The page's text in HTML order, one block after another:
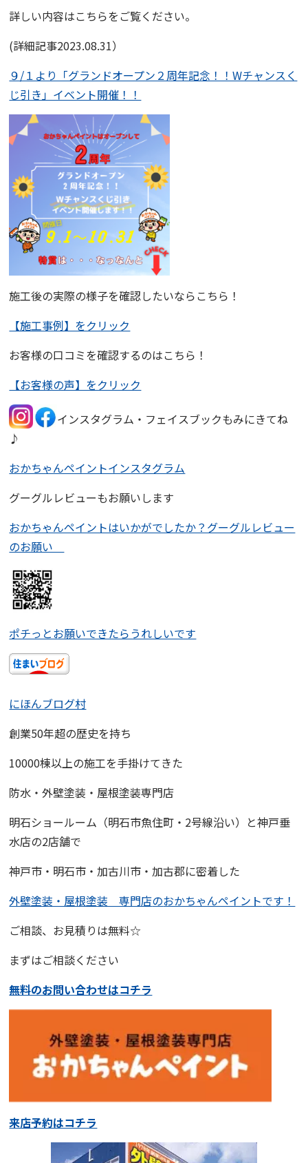
詳しい内容はこちらをご覧ください。
(詳細記事2023.08.31）
９/１より「グランドオープン２周年記念！！Wチャンスく
じ引き」イベント開催！！
施工後の実際の様子を確認したいならこちら！
【施工事例】をクリック
お客様の口コミを確認するのはこちら！
【お客様の声】をクリック
インスタグラム・フェイスブックもみにきてね
♪
おかちゃんペイントインスタグラム
グーグルレビューもお願いします
おかちゃんペイントはいかがでしたか？グーグルレビュー
のお願い
ポチっとお願いできたらうれしいです
にほんブログ村
創業50年超の歴史を持ち
10000棟以上の施工を手掛けてきた
防水・外壁塗装・屋根塗装専門店
明石ショールーム （明石市魚住町・2号線沿い）と神戸垂
水店の2店舗で
神戸市・明石市・加古川市・加古郡に密着した
外壁塗装・屋根塗装 専門店のおかちゃんペイントです！
ご相談、お見積りは無料☆
まずはご相談ください
無料のお問い合わせはコチラ
来店予約はコチラ